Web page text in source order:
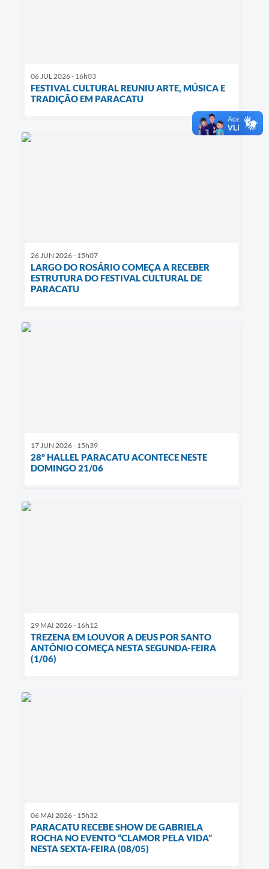
06 JUL 2026 - 16h03
FESTIVAL CULTURAL REUNIU ARTE, MÚSICA E
TRADIÇÃO EM PARACATU
26 JUN 2026 - 15h07
LARGO DO ROSÁRIO COMEÇA A RECEBER
ESTRUTURA DO FESTIVAL CULTURAL DE
PARACATU
17 JUN 2026 - 15h39
28º HALLEL PARACATU ACONTECE NESTE
DOMINGO 21/06
29 MAI 2026 - 16h12
TREZENA EM LOUVOR A DEUS POR SANTO
ANTÔNIO COMEÇA NESTA SEGUNDA-FEIRA
(1/06)
06 MAI 2026 - 15h32
PARACATU RECEBE SHOW DE GABRIELA
ROCHA NO EVENTO “CLAMOR PELA VIDA”
NESTA SEXTA-FEIRA (08/05)